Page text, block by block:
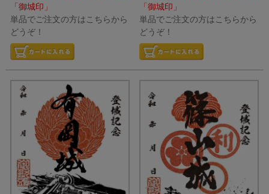
「御城印」
単品でご注文の方はこちらから
どうぞ！
「御城印」
単品でご注文の方はこちらから
どうぞ！